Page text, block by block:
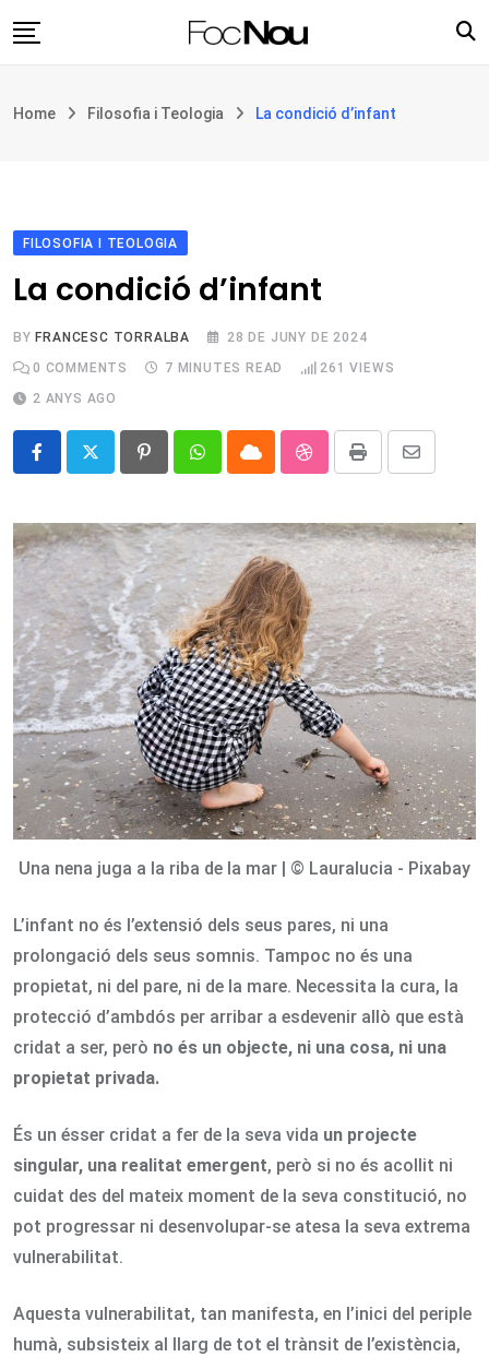
to
Filosofia i teologia
Opinió
Botiga
Home Filosofia i Teologia La condició d’infant
FILOSOFIA I TEOLOGIA
La condició d’infant
BY FRANCESC TORRALBA
28 DE JUNY DE 2024
0 COMMENTS 7 MINUTES READ 261 VIEWS
2 ANYS AGO
PinterestWhatsappCloud StumbleUpon
Print
Share
Email
Una nena juga a la riba de la mar | © Lauralucia - Pixabay
L’infant no és l’extensió dels seus pares, ni una
prolongació dels seus somnis. Tampoc no és una
propietat, ni del pare, ni de la mare. Necessita la cura, la
protecció d’ambdós per arribar a esdevenir allò que està
cridat a ser, però no és un objecte, ni una cosa, ni una
propietat privada.
És un ésser cridat a fer de la seva vida un projecte
singular, una realitat emergent, però si no és acollit ni
cuidat des del mateix moment de la seva constitució, no
pot progressar ni desenvolupar-se atesa la seva extrema
vulnerabilitat.
Aquesta vulnerabilitat, tan manifesta, en l’inici del periple
humà, subsisteix al llarg de tot el trànsit de l’existència,